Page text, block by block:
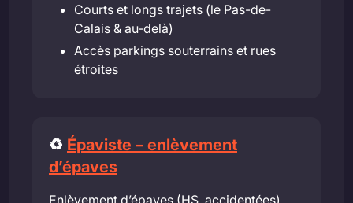
Courts et longs trajets (le Pas-de-
Calais & au-delà)
Accès parkings souterrains et rues
étroites
♻️ Épaviste – enlèvement
d’épaves